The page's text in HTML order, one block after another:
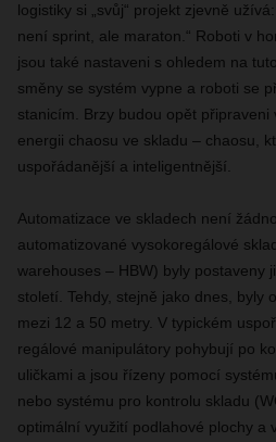
logistiky si „svůj“ projekt zjevně
není sprint, ale maraton.“ Roboti v
jsou také nastaveni s ohledem na
směny se systém vypne a roboti se
stanicím. Brzy budou opět připraveni
energii chaosu ve skladu – chaosu,
uspořádanější a inteligentnější.
Automatizace ve skladech není
automatizované vysokoregálové
warehouses – HBW) byly postaveny
století. Tehdy, stejně jako dnes, byly
mezi 12 a 50 metry. V typickém
regálové manipulátory pohybují po
uličkami a jsou řízeny pomocí
nebo systému pro kontrolu skladu
optimální využití podlahové plochy a